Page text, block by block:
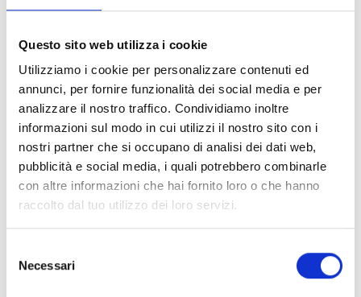
Questo sito web utilizza i cookie
Utilizziamo i cookie per personalizzare contenuti ed
annunci, per fornire funzionalità dei social media e per
analizzare il nostro traffico. Condividiamo inoltre
informazioni sul modo in cui utilizzi il nostro sito con i
nostri partner che si occupano di analisi dei dati web,
pubblicità e social media, i quali potrebbero combinarle
con altre informazioni che hai fornito loro o che hanno
raccolto dal tuo utilizzo dei loro servizi.
delNecessari
Domaines d'application
L'intégration du système radio élargit le champ
d'application de la plateforme PrimeX. Une plateforme
unique permet de gérer différents scénarios, tout en
préservant la cohérence conceptuelle et opérationnelle.
Résidentiel
Petit secteur tertiaire